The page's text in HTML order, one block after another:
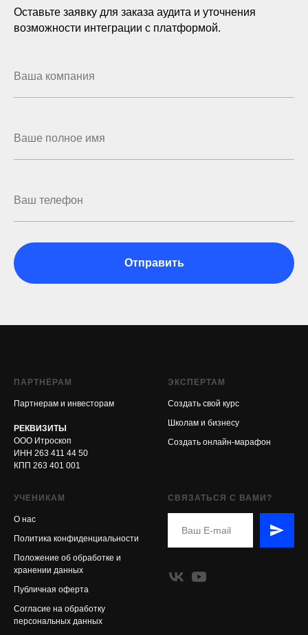
Оставьте заявку для заказа аудита и уточнения
возможности интеграции с платформой.
Отправить
ПАРТНЁРАМ
Партнерам и инвесторам
РЕКВИЗИТЫ
ООО Итроскоп
ИНН 263 411 44 50
КПП 263 401 001
ЭКСПЕРТАМ
Создать свой курс
Школам и бизнесу
Создать онлайн-марафон
УЧЕНИКАМ
О нас
Политика конфиденциальности
Положение об обработке и
хранении данных
Публичная оферта
Согласие на обработку
персональных данных
СВЯЗАТЬСЯ С ВАМИ?